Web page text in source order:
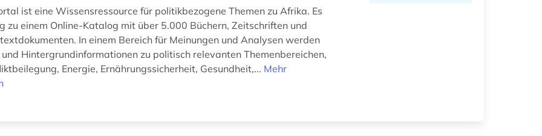
ist eine Wissensressource für politikbezogene Themen zu Afrika. Es
zu einem Online-Katalog mit über 5.000 Büchern, Zeitschriften und
In einem Bereich für Meinungen und Analysen werden
Hintergrundinformationen zu politisch relevanten Themenbereichen,
Energie, Ernährungssicherheit, Gesundheit,... Mehr